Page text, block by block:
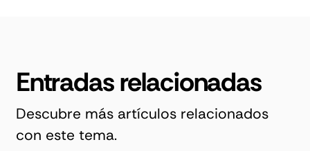
Entradas relacionadas
Descubre más artículos relacionados
con este tema.